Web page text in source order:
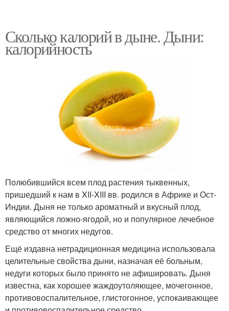
Сколько калорий в дыне. Дыни:
калорийность
Полюбившийся всем плод растения тыквенных,
пришедший к нам в XII-XIII вв. родился в Африке и Ост-
Индии. Дыня не только ароматный и вкусный плод,
являющийся ложно-ягодой, но и популярное лечебное
средство от многих недугов.
Ещё издавна нетрадиционная медицина использовала
целительные свойства дыни, назначая её больным,
недуги которых было принято не афишировать. Дыня
известна, как хорошее жаждоутоляющее, мочегонное,
противовоспалительное, глистогонное, успокаивающее